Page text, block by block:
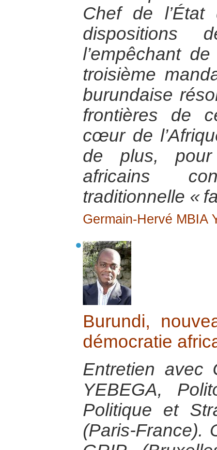
Chef de
dispositions
l’empêchant
troisième
burundaise
frontières de
cœur de
de plus,
africains
traditionnelle «
Germain-Hervé MBIA
Burundi,
démocratie
Entretien avec
YEBEGA,
Politique et
(Paris-France).